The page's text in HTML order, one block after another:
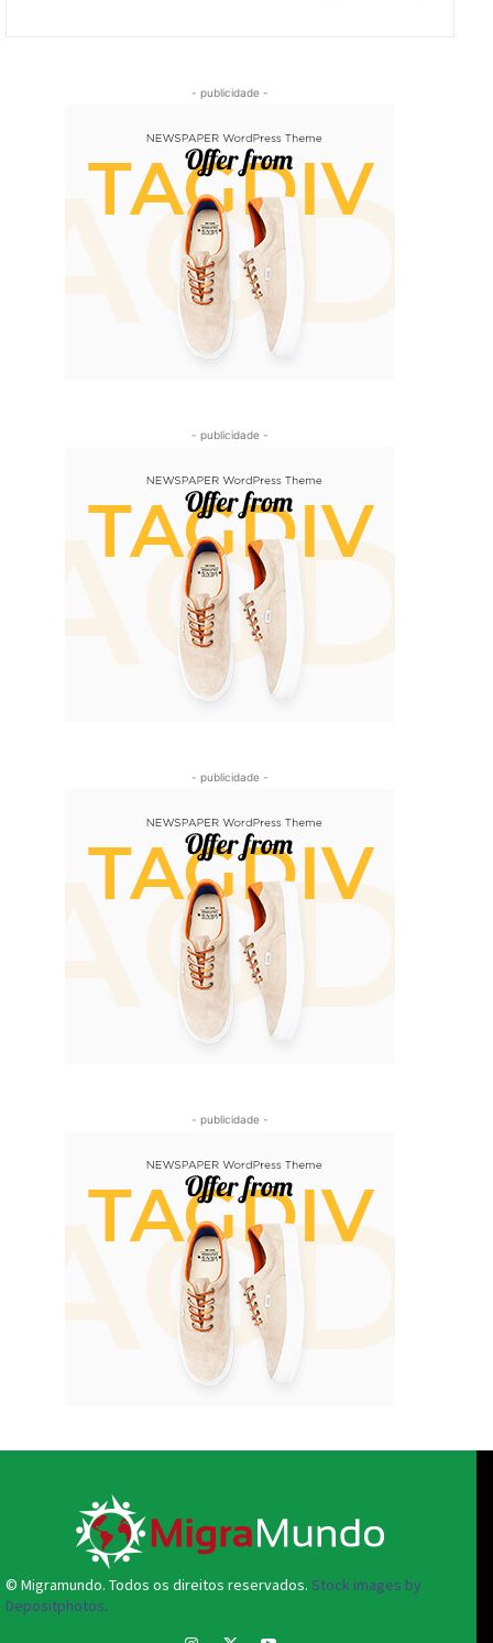
- publicidade -
- publicidade -
- publicidade -
- publicidade -
© Migramundo. Todos os direitos reservados. Stock images by
Depositphotos.